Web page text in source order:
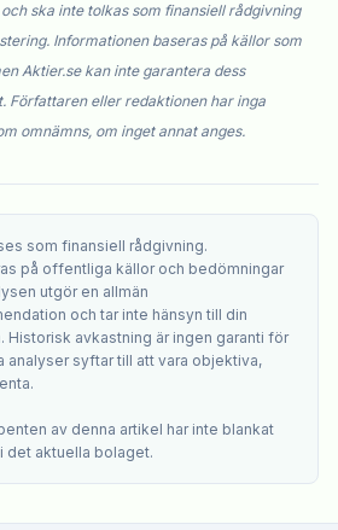
ska inte tolkas som finansiell rådgivning
Informationen baseras på källor som
Aktier.se kan inte garantera dess
Författaren eller redaktionen har inga
omnämns, om inget annat anges.
som finansiell rådgivning.
på offentliga källor och bedömningar
utgör en allmän
och tar inte hänsyn till din
Historisk avkastning är ingen garanti för
analyser syftar till att vara objektiva,
av denna artikel har inte blankat
det aktuella bolaget.